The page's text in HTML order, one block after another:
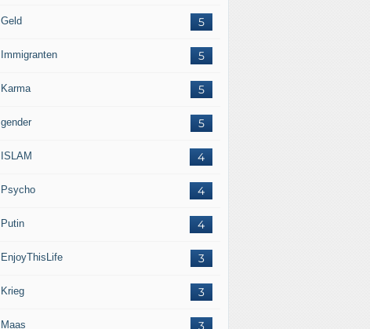
5
Geld
5
Immigranten
5
Karma
5
gender
4
ISLAM
4
Psycho
4
Putin
3
EnjoyThisLife
3
Krieg
3
Maas